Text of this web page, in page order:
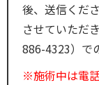
後、送信くだ
させていただ
886-4323）で
※施術中は電